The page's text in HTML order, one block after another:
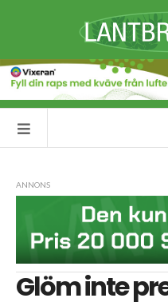
ANNONS
Glöm inte